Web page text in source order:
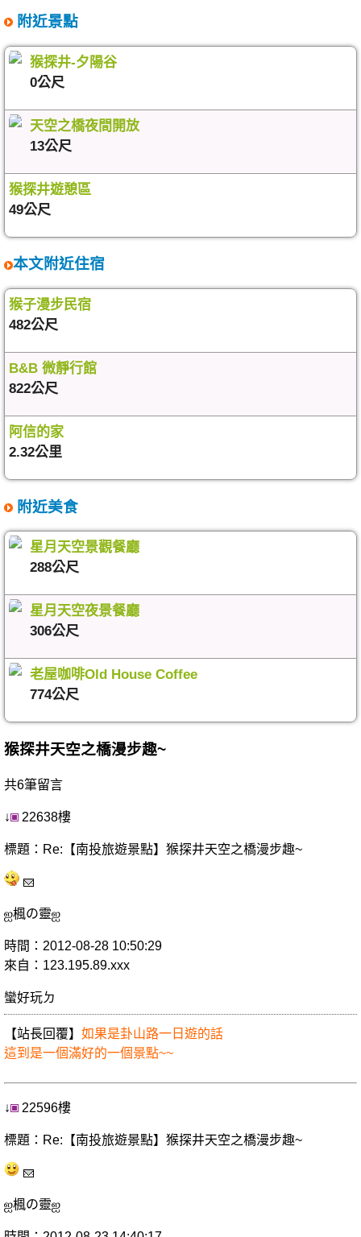
附近景點
猴探井-夕陽谷
0公尺
天空之橋夜間開放
13公尺
猴探井遊憩區
49公尺
本文附近住宿
猴子漫步民宿
482公尺
B&B 微靜行館
822公尺
阿信的家
2.32公里
附近美食
星月天空景觀餐廳
288公尺
星月天空夜景餐廳
306公尺
老屋咖啡Old House Coffee
774公尺
猴探井天空之橋漫步趣~
共6筆留言
↓ 22638樓
標題：Re:【南投旅遊景點】猴探井天空之橋漫步趣~
ஐ楓の靈ஐ
時間：2012-08-28 10:50:29
來自：123.195.89.xxx
蠻好玩ㄉ
【站長回覆】 如果是卦山路一日遊的話
這到是一個滿好的一個景點~~
↓ 22596樓
標題：Re:【南投旅遊景點】猴探井天空之橋漫步趣~
ஐ楓の靈ஐ